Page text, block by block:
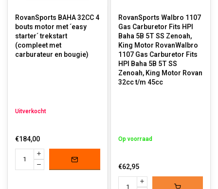
RovanSports BAHA 32CC 4
bouts motor met ´easy
starter´ trekstart
(compleet met
carburateur en bougie)
Uitverkocht
€184,00
RovanSports Walbro 1107
Gas Carburetor Fits HPI
Baha 5B 5T SS Zenoah,
King Motor RovanWalbro
1107 Gas Carburetor Fits
HPI Baha 5B 5T SS
Zenoah, King Motor Rovan
32cc t/m 45cc
Op voorraad
€62,95